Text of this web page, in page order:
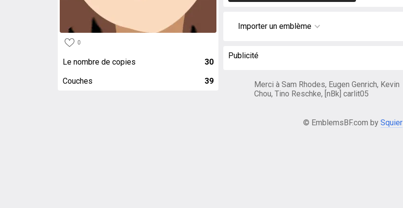
0
Le nombre de copies 30
Couches 39
Importer un emblème
Publicité
Merci à Sam Rhodes, Eugen Genrich, Kevin
Chou, Tino Reschke, [nBk] carlit05
© EmblemsBF.com by Squier